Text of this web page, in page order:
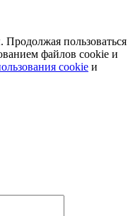
Продолжая пользоваться
файлов cookie и
cookie и